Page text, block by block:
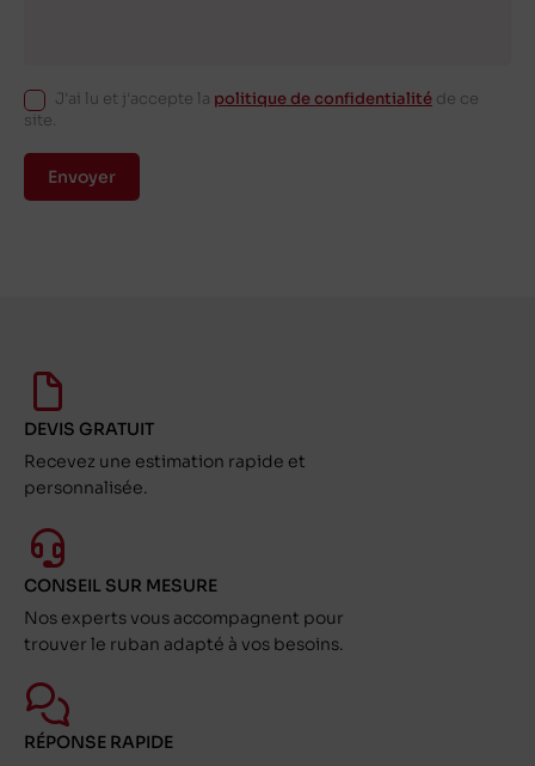
J'ai lu et j'accepte la politique de confidentialité de ce
site.
Envoyer
DEVIS GRATUIT
Recevez une estimation rapide et
personnalisée.
CONSEIL SUR MESURE
Nos experts vous accompagnent pour
trouver le ruban adapté à vos besoins.
RÉPONSE RAPIDE